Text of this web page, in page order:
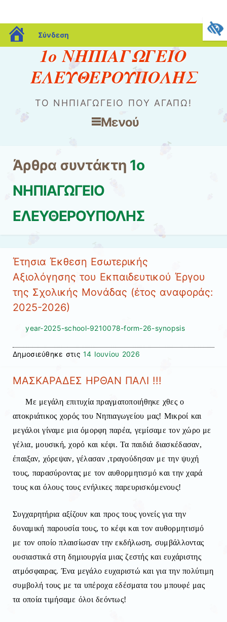
blogs.sch.gr
Σύνδεση
1ο ΝΗΠΙΑΓΩΓΕΙΟ
ΕΛΕΥΘΕΡΟΥΠΟΛΗΣ
ΤΟ ΝΗΠΙΑΓΩΓΕΊΟ ΠΟΥ ΑΓΑΠΏ!
Μενού
Άρθρα συντάκτη 1ο
ΝΗΠΙΑΓΩΓΕΙΟ
ΕΛΕΥΘΕΡΟΥΠΟΛΗΣ
Έτησια Έκθεση Εσωτερικής
Αξιολόγησης του Εκπαιδευτικού Έργου
της Σχολικής Μονάδας (έτος αναφοράς:
2025-2026)
year-2025-school-9210078-form-26-synopsis
Δημοσιεύθηκε στις 14 Ιουνίου 2026
ΜΑΣΚΑΡΑΔΕΣ ΗΡΘΑΝ ΠΑΛΙ !!!
Με μεγάλη επιτυχία πραγματοποιήθηκε χθες ο
αποκριάτικος χορός του Νηπιαγωγείου μας! Μικροί και
μεγάλοι γίναμε μια όμορφη παρέα, γεμίσαμε τον χώρο με
γέλια, μουσική, χορό και κέφι. Τα παιδιά διασκέδασαν,
έπαιξαν, χόρεψαν, γέλασαν ,τραγούδησαν με την ψυχή
τους, παρασύροντας με τον αυθορμητισμό και την χαρά
τους και όλους τους ενήλικες παρευρισκόμενους!
Συγχαρητήρια αξίζουν και προς τους γονείς για την
δυναμική παρουσία τους, το κέφι και τον αυθορμητισμό
με τον οποίο πλαισίωσαν την εκδήλωση, συμβάλλοντας
ουσιαστικά στη δημιουργία μιας ζεστής και ευχάριστης
ατμόσφαιρας. Ένα μεγάλο ευχαριστώ και για την πολύτιμη
συμβολή τους με τα υπέροχα εδέσματα του μπουφέ μας
τα οποία τιμήσαμε όλοι δεόντως!